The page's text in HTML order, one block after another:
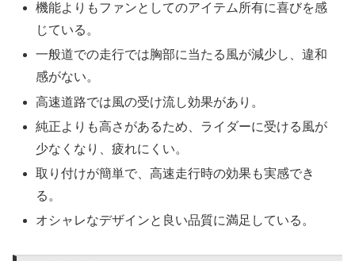
機能よりもファンとしてのアイテム所有に喜びを感
じている。
一般道での走行では胸部に当たる風が減少し、違和
感がない。
高速道路では風の受け流し効果があり。
純正よりも高さがあるため、ライダーに受ける風が
少なくなり、疲れにくい。
取り付けが簡単で、高速走行時の効果も実感でき
る。
オシャレなデザインと良い品質に満足している。